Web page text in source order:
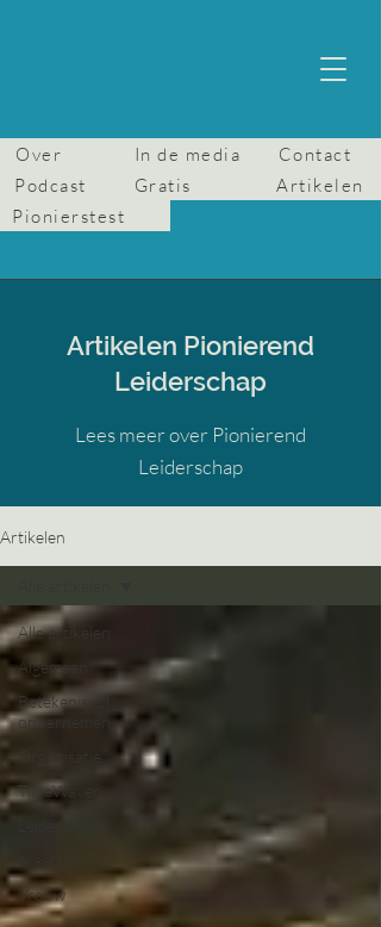
Over In de media
Contact
Podcast
Gratis
Artikelen
Pionierstest
Artikelen Pionierend
Leiderschap
Lees meer over Pionierend
Leiderschap
Artikelen
Alle artikelen
Algemeen
Betekenisvol
ondernemen
Organisatie
TimeWaver
Leiderschap
Maatschappij
Vrouw